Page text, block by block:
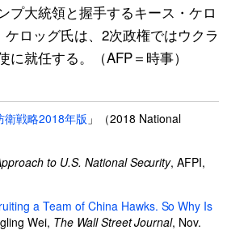
プ大統領と握手するキース・ケロ
ケロッグ氏は、2次政権ではウクラ
に就任する。（AFP＝時事）
衛戦略2018年版 」（2018 National
to U.S. National Security, AFPI,
a Team of China Hawks. So Why Is
Wei, The Wall Street Journal, Nov.